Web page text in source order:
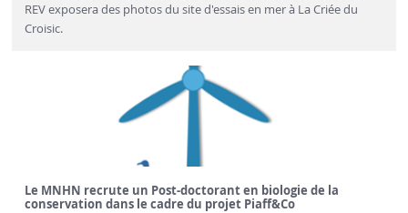
REV exposera des photos du site d'essais en mer à La Criée du
Croisic.
Le MNHN recrute un Post-doctorant en biologie de la
conservation dans le cadre du projet Piaff&Co